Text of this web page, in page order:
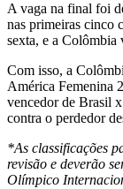
A vaga na final foi
nas primeiras cinco
sexta, e a Colômbia
Com isso, a
América Femenina
vencedor de Brasil
contra o perdedor
*As classificações
revisão e deverão
Olímpico